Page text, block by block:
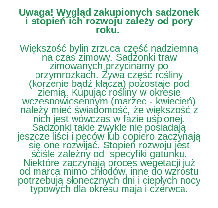
Uwaga! Wygląd zakupionych sadzonek
i stopień ich rozwoju zależy od pory
roku.
Większość bylin zrzuca część nadziemną
na czas zimowy. Sadzonki traw
zimowanych przycinamy po
przymrozkach. Żywa część rośliny
(korzenie bądź kłącza) pozostaje pod
ziemią. Kupując rośliny w okresie
wczesnowiosennym (marzec - kwiecień)
należy mieć świadomość, że większość z
nich jest wówczas w fazie uśpionej.
Sadzonki takie zwykle nie posiadają
jeszcze liści i pędów lub dopiero zaczynają
się one rozwijać. Stopień rozwoju jest
ściśle zależny od specyfiki gatunku.
Niektóre zaczynają proces wegetacji już
od marca mimo chłodów, inne do wzrostu
potrzebują słonecznych dni i ciepłych nocy
typowych dla okresu maja i czerwca.